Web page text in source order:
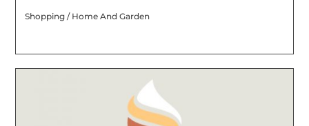
Shopping / Home And Garden